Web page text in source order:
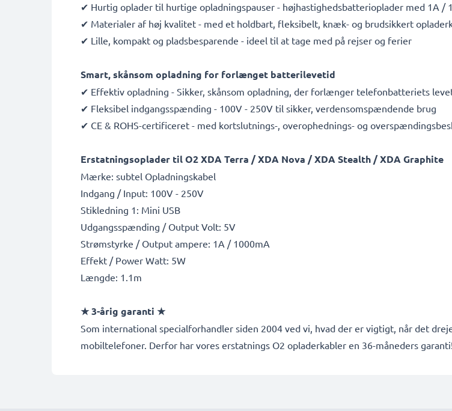
✔ Hurtig oplader til hurtige opladningspauser - højhastighedsbatterioplader med 1A /
✔ Materialer af høj kvalitet - med et holdbart, fleksibelt, knæk- og brudsikkert
✔ Lille, kompakt og pladsbesparende - ideel til at tage med på rejser og ferier
Smart, skånsom opladning for forlænget batterilevetid
✔ Effektiv opladning - Sikker, skånsom opladning, der forlænger telefonbatteriets
✔ Fleksibel indgangsspænding - 100V - 250V til sikker, verdensomspændende brug
✔ CE & ROHS-certificeret - med kortslutnings-, overophednings- og
Erstatningsoplader til O2 XDA Terra / XDA Nova / XDA Stealth / XDA Graphite
Mærke: subtel Opladningskabel
Indgang / Input: 100V - 250V
Stikledning 1: Mini USB
Udgangsspænding / Output Volt: 5V
Strømstyrke / Output ampere: 1A / 1000mA
Effekt / Power Watt: 5W
Længde: 1.1m
★ 3-årig garanti ★
Som international specialforhandler siden 2004 ved vi, hvad der er vigtigt, når det
mobiltelefoner. Derfor har vores erstatnings O2 opladerkabler en 36-måneders